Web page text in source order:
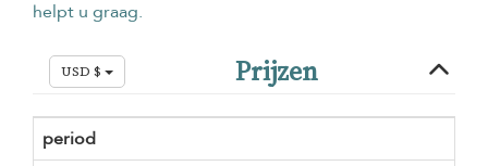
helpt u graag.
USD $ Prijzen
period